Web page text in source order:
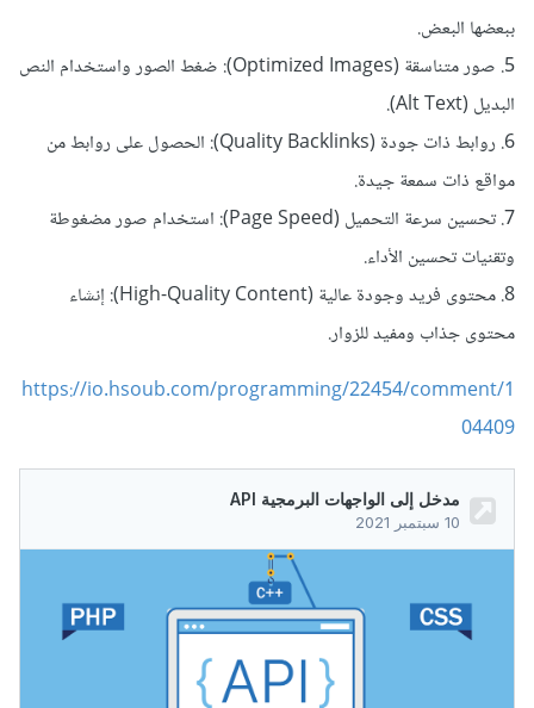
ببعضها البعض.
5. صور متناسقة (Optimized Images): ضغط الصور واستخدام النص
البديل (Alt Text).
6. روابط ذات جودة (Quality Backlinks): الحصول على روابط من
مواقع ذات سمعة جيدة.
7. تحسين سرعة التحميل (Page Speed): استخدام صور مضغوطة
وتقنيات تحسين الأداء.
8. محتوى فريد وجودة عالية (High-Quality Content): إنشاء
محتوى جذاب ومفيد للزوار.
https://io.hsoub.com/programming/22454/comment/1
04409